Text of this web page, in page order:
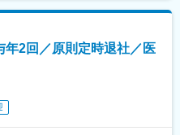
年2回／原則定時退社／医